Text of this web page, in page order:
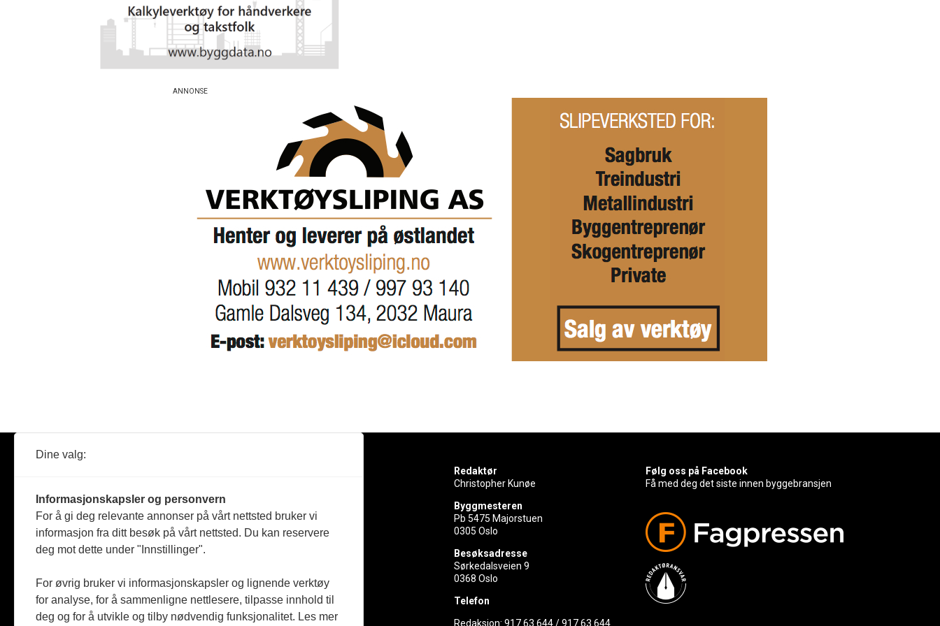
Reportasje
Produkter
Jobbmarked
Redaktør
Christopher Kunøe
Byggmesteren
Pb 5475 Majorstuen
0305 Oslo
Besøksadresse
Sørkedalsveien 9
0368 Oslo
Telefon
Redaksjon:917 63 644/917 63 644
Følg oss på Facebook
Få med deg det siste innen byggebransjen
Dine valg:
Informasjonskapsler og personvern
For å gi deg relevante annonser på vårt nettsted bruker vi
informasjon fra ditt besøk på vårt nettsted. Du kan reservere
deg mot dette under "Innstillinger".
For øvrig bruker vi informasjonskapsler og lignende verktøy
for analyse, for å sammenligne nettlesere, tilpasse innhold til
deg og for å utvikle og tilby nødvendig funksjonalitet. Les mer